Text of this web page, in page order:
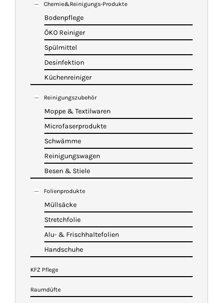
Chemie&Reinigungs-Produkte
Bodenpflege
ÖKO Reiniger
Spülmittel
Desinfektion
Küchenreiniger
Reinigungszubehör
Moppe & Textilwaren
Microfaserprodukte
Schwämme
Reinigungswagen
Besen & Stiele
Folienprodukte
Müllsäcke
Stretchfolie
Alu- & Frischhaltefolien
Handschuhe
KFZ Pflege
Raumdüfte